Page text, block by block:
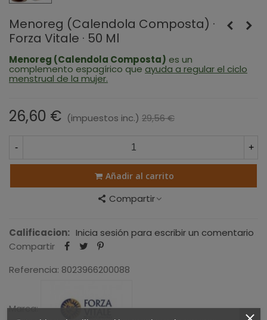
Menoreg (Calendola Composta) ·
Forza Vitale · 50 Ml
Menoreg (Calendola Composta) es un
complemento espagírico que ayuda a regular el ciclo
menstrual de la mujer.
26,60 € (impuestos inc.) 29,56 €
- +
Añadir al carrito
Compartir
Calificacion: Inicia sesión para escribir un comentario
Compartir
Referencia: 8023966200088
Marca: